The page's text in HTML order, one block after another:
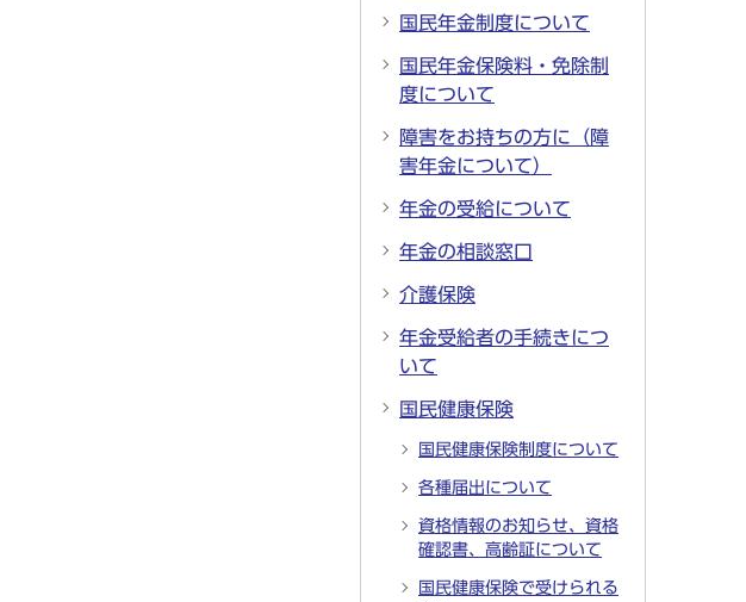
国民年金制度について
国民年金保険料・免除制
度について
障害をお持ちの方に（障
害年金について）
年金の受給について
年金の相談窓口
介護保険
年金受給者の手続きにつ
いて
国民健康保険
国民健康保険制度について
各種届出について
資格情報のお知らせ、資格
確認書、高齢証について
国民健康保険で受けられる